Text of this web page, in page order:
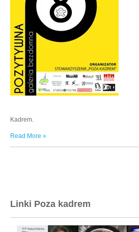
Kadrem.
Read More »
Linki Poza kadrem